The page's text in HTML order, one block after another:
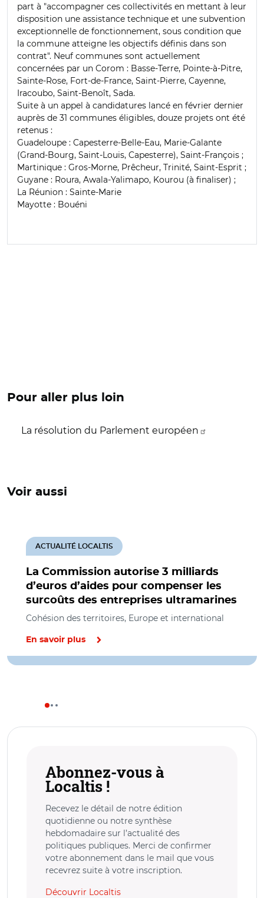
part à "accompagner ces collectivités en mettant à leur
disposition une assistance technique et une subvention
exceptionnelle de fonctionnement, sous condition que
la commune atteigne les objectifs définis dans son
contrat". Neuf communes sont actuellement
concernées par un Corom : Basse-Terre, Pointe-à-Pitre,
Sainte-Rose, Fort-de-France, Saint-Pierre, Cayenne,
Iracoubo, Saint-Benoît, Sada.
Suite à un appel à candidatures lancé en février dernier
auprès de 31 communes éligibles, douze projets ont été
retenus :
Guadeloupe : Capesterre-Belle-Eau, Marie-Galante
(Grand-Bourg, Saint-Louis, Capesterre), Saint-François ;
Martinique : Gros-Morne, Prêcheur, Trinité, Saint-Esprit ;
Guyane : Roura, Awala-Yalimapo, Kourou (à finaliser) ;
La Réunion : Sainte-Marie
Mayotte : Bouéni
Pour aller plus loin
La résolution du Parlement européen
Voir aussi
La Commission autorise 3 milliards
d’euros d’aides pour compenser les
surcoûts des entreprises ultramarines
ACTUALITÉ LOCALTIS
Cohésion des territoires, Europe et international
En savoir plus
Abonnez-vous à
Localtis !
Recevez le détail de notre édition
quotidienne ou notre synthèse
hebdomadaire sur l’actualité des
politiques publiques. Merci de confirmer
votre abonnement dans le mail que vous
recevrez suite à votre inscription.
Découvrir Localtis